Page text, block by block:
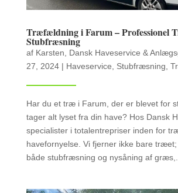
Træfældning i Farum – Professionel
Stubfræsning
af Karsten, Dansk Haveservice &
27, 2024| Haveservice Stubfræsning
Har du et træ i Farum, der er blevet for
tager alt lyset fra din have? Hos Dansk
specialister i totalentrepriser inden for
havefornyelse. Vi fjerner ikke bare
både stubfræsning og nysåning af græs,...